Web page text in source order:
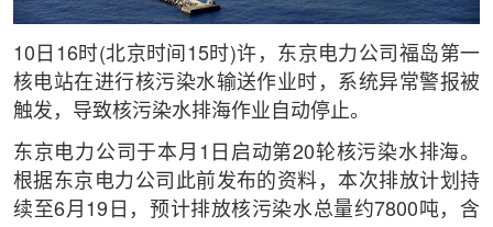
10日16时(北京时间15时)许，东京电力公司福岛第一
核电站在进行核污染水输送作业时，系统异常警报被
触发，导致核污染水排海作业自动停止。
东京电力公司于本月1日启动第20轮核污染水排海。
根据东京电力公司此前发布的资料，本次排放计划持
续至6月19日，预计排放核污染水总量约7800吨，含